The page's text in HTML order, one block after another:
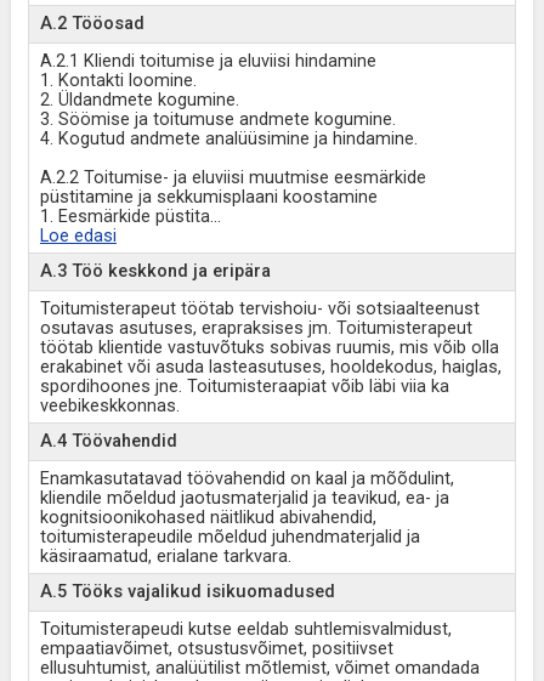
A.2 Tööosad
A.2.1 Kliendi toitumise ja eluviisi hindamine
1. Kontakti loomine.
2. Üldandmete kogumine.
3. Söömise ja toitumuse andmete kogumine.
4. Kogutud andmete analüüsimine ja hindamine.
A.2.2 Toitumise- ja eluviisi muutmise eesmärkide
püstitamine ja sekkumisplaani koostamine
1. Eesmärkide püstita...
Loe edasi
A.3 Töö keskkond ja eripära
Toitumisterapeut töötab tervishoiu- või sotsiaalteenust
osutavas asutuses, erapraksises jm. Toitumisterapeut
töötab klientide vastuvõtuks sobivas ruumis, mis võib olla
erakabinet või asuda lasteasutuses, hooldekodus, haiglas,
spordihoones jne. Toitumisteraapiat võib läbi viia ka
veebikeskkonnas.
A.4 Töövahendid
Enamkasutatavad töövahendid on kaal ja mõõdulint,
kliendile mõeldud jaotusmaterjalid ja teavikud, ea- ja
kognitsioonikohased näitlikud abivahendid,
toitumisterapeudile mõeldud juhendmaterjalid ja
käsiraamatud, erialane tarkvara.
A.5 Tööks vajalikud isikuomadused
Toitumisterapeudi kutse eeldab suhtlemisvalmidust,
empaatiavõimet, otsustusvõimet, positiivset
ellusuhtumist, analüütilist mõtlemist, võimet omandada